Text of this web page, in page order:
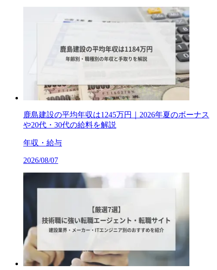
鹿島建設の平均年収は1245万円｜2026年夏のボーナス
や20代・30代の給料を解説
年収・給与
2026/08/07